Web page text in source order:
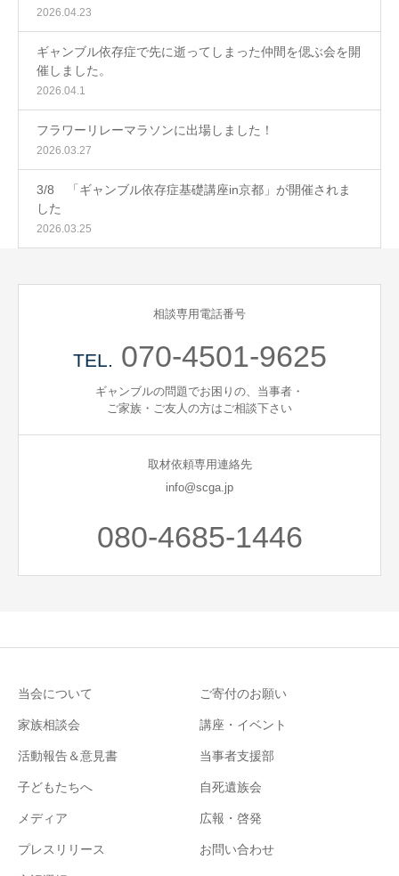
2026.04.23
ギャンブル依存症で先に逝ってしまった仲間を偲ぶ会を開
催しました。
2026.04.1
フラワーリレーマラソンに出場しました！
2026.03.27
3/8 「ギャンブル依存症基礎講座in京都」が開催されま
した
2026.03.25
相談専用電話番号
TEL. 070-4501-9625
ギャンブルの問題でお困りの、当事者・
ご家族・ご友人の方はご相談下さい
取材依頼専用連絡先
info@scga.jp
080-4685-1446
当会について ご寄付のお願い
家族相談会 講座・イベント
活動報告＆意見書 当事者支援部
子どもたちへ 自死遺族会
メディア 広報・啓発
プレスリリース お問い合わせ